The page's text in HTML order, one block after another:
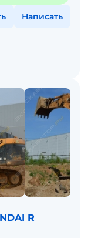
Написать
R